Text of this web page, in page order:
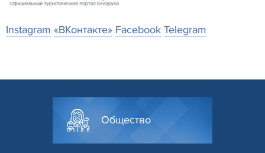
Instagram «ВКонтакте» Facebook Telegram
Общество